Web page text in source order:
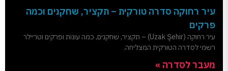
עיר רחוקה סדרה טורקית – תקציר, שחקנים וכמה
פרקים
עיר רחוקה (Uzak Şehir) – תקציר, שחקנים, כמה עונות ופרקים וטריילר
רשמי לסדרה הטורקית המצליחה.
מעבר לסדרה »